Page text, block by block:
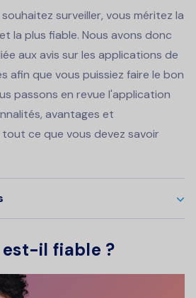
surveiller, vous méritez la
la plus fiable. Nous avons donc
aux avis sur les applications de
afin que vous puissiez faire le bon
passons en revue l'application
avantages et
ce que vous devez savoir
il fiable ?